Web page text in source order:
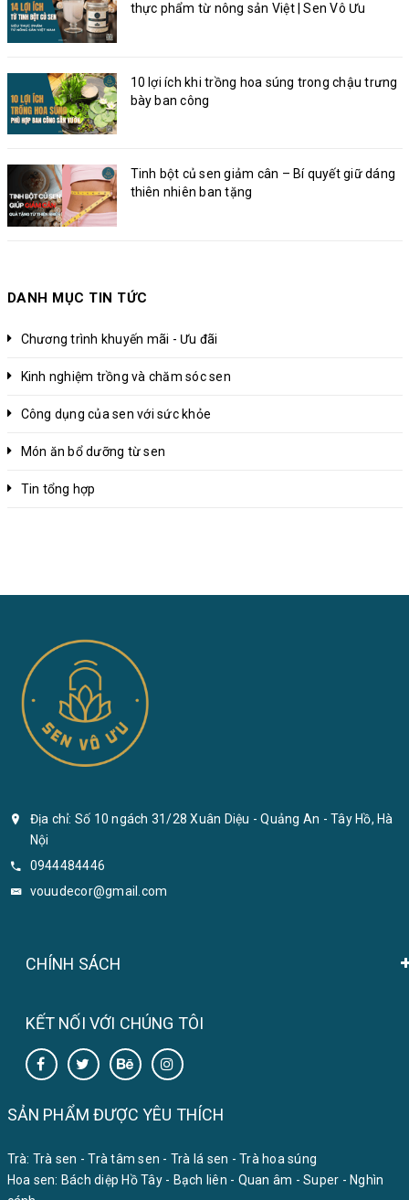
thực phẩm từ nông sản Việt | Sen Vô Ưu
10 lợi ích khi trồng hoa súng trong chậu trưng
bày ban công
Tinh bột củ sen giảm cân – Bí quyết giữ dáng
thiên nhiên ban tặng
DANH MỤC TIN TỨC
Chương trình khuyến mãi - Ưu đãi
Kinh nghiệm trồng và chăm sóc sen
Công dụng của sen với sức khỏe
Món ăn bổ dưỡng từ sen
Tin tổng hợp
Địa chỉ: Số 10 ngách 31/28 Xuân Diệu - Quảng An - Tây Hồ, Hà
Nội
0944484446
vouudecor@gmail.com
CHÍNH SÁCH
KẾT NỐI VỚI CHÚNG TÔI
SẢN PHẨM ĐƯỢC YÊU THÍCH
Trà: Trà sen - Trà tâm sen - Trà lá sen - Trà hoa súng
Hoa sen: Bách diệp Hồ Tây- Bạch liên - Quan âm - Super - Nghìn